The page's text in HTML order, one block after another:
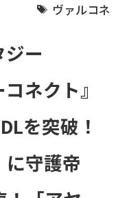
ヴァルコネ
ー
ネクト』
を突破！
に守護帝